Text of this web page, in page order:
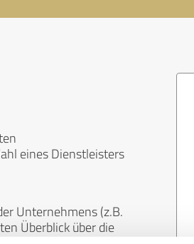
eines Dienstleisters
Unternehmens (z.B.
Überblick über die